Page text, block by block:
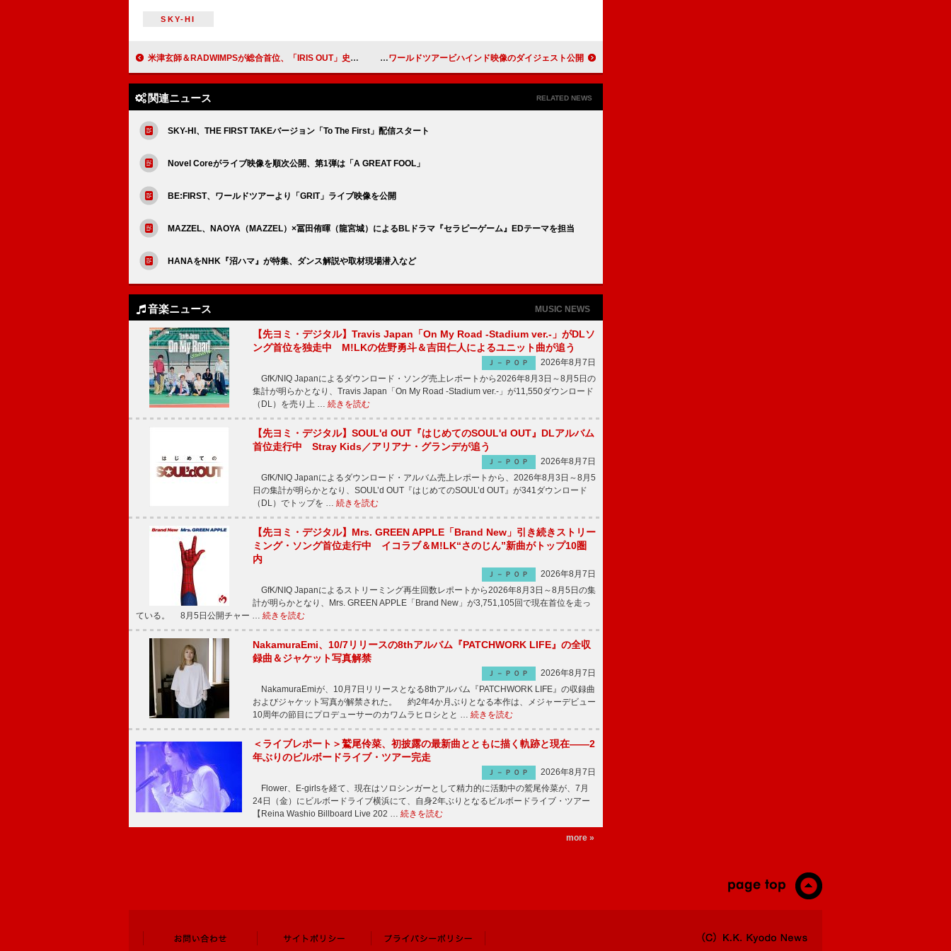
SKY-HI
米津玄師＆RADWIMPSが総合首位、「IRIS OUT」史上最速1億、ヒゲダンこけら落とし公演レポ：今週の邦楽まとめニュース BE:FIRST、ワールドツアービハインド映像のダイジェスト公開
関連ニュース RELATED NEWS
SKY-HI、THE FIRST TAKEバージョン「To The First」配信スタート
Novel Coreがライブ映像を順次公開、第1弾は「A GREAT FOOL」
BE:FIRST、ワールドツアーより「GRIT」ライブ映像を公開
MAZZEL、NAOYA（MAZZEL）×冨田侑暉（龍宮城）によるBLドラマ『セラピーゲーム』EDテーマを担当
HANAをNHK『沼ハマ』が特集、ダンス解説や取材現場潜入など
音楽ニュース MUSIC NEWS
【先ヨミ・デジタル】Travis Japan「On My Road -Stadium ver.-」がDLソ
ング首位を独走中 M!LKの佐野勇斗＆吉田仁人によるユニット曲が追う
Ｊ－ＰＯＰ
2026年8月7日
GfK/NIQ Japanによるダウンロード・ソング売上レポートから2026年8月3日～8月5日の
集計が明らかとなり、Travis Japan「On My Road -Stadium ver.-」が11,550ダウンロード
（DL）を売り上 … 続きを読む
【先ヨミ・デジタル】SOUL'd OUT『はじめてのSOUL'd OUT』DLアルバム
首位走行中 Stray Kids／アリアナ・グランデが追う
Ｊ－ＰＯＰ
2026年8月7日
GfK/NIQ Japanによるダウンロード・アルバム売上レポートから、2026年8月3日～8月5
日の集計が明らかとなり、SOUL’d OUT『はじめてのSOUL’d OUT』が341ダウンロード
（DL）でトップを … 続きを読む
【先ヨミ・デジタル】Mrs. GREEN APPLE「Brand New」引き続きストリー
ミング・ソング首位走行中 イコラブ＆M!LK“さのじん”新曲がトップ10圏
内
Ｊ－ＰＯＰ
2026年8月7日
GfK/NIQ Japanによるストリーミング再生回数レポートから2026年8月3日～8月5日の集
計が明らかとなり、Mrs. GREEN APPLE「Brand New」が3,751,105回で現在首位を走っ
ている。 8月5日公開チャー … 続きを読む
NakamuraEmi、10/7リリースの8thアルバム『PATCHWORK LIFE』の全収
録曲＆ジャケット写真解禁
Ｊ－ＰＯＰ
2026年8月7日
NakamuraEmiが、10月7日リリースとなる8thアルバム『PATCHWORK LIFE』の収録曲
およびジャケット写真が解禁された。 約2年4か月ぶりとなる本作は、メジャーデビュー
10周年の節目にプロデューサーのカワムラヒロシとと … 続きを読む
＜ライブレポート＞鷲尾伶菜、初披露の最新曲とともに描く軌跡と現在――2
年ぶりのビルボードライブ・ツアー完走
Ｊ－ＰＯＰ
2026年8月7日
Flower、E-girlsを経て、現在はソロシンガーとして精力的に活動中の鷲尾伶菜が、7月
24日（金）にビルボードライブ横浜にて、自身2年ぶりとなるビルボードライブ・ツアー
【Reina Washio Billboard Live 202 … 続きを読む
more »